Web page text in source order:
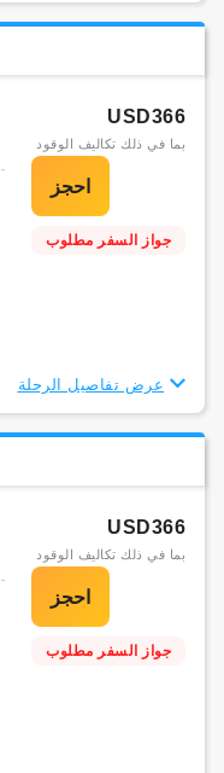
USD366
بما في ذلك تكاليف الوقود
جواز السفر مطلوب
عرض تفاصيل الرحلة
USD366
بما في ذلك تكاليف الوقود
جواز السفر مطلوب